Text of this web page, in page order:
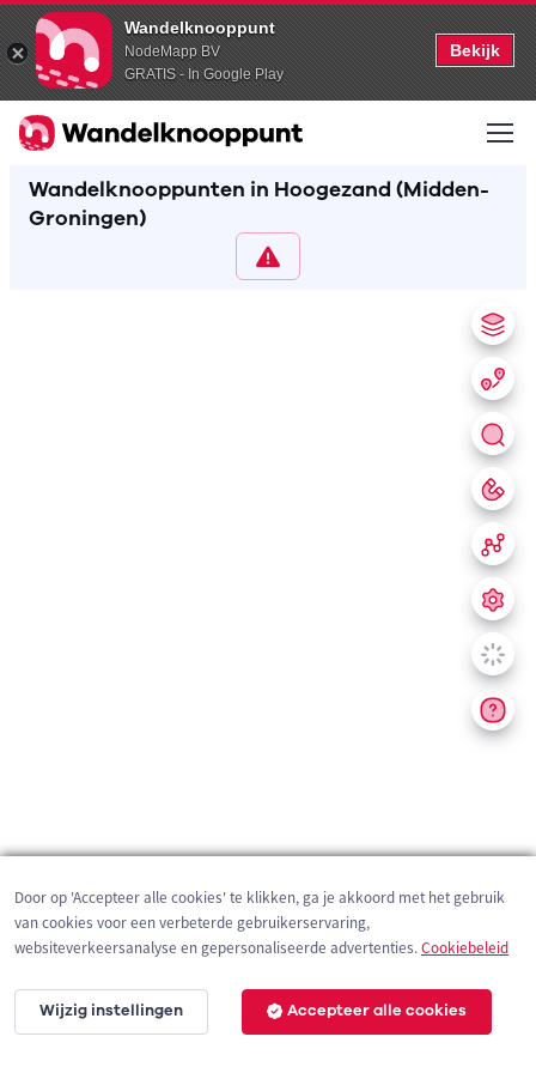
Wandelknooppunt
NodeMapp BV
GRATIS - In Google Play
Bekijk
Wandelknooppunten in Hoogezand (Midden-
Groningen)
200 m
Door op 'Accepteer alle cookies' te klikken, ga je akkoord met het gebruik
van cookies voor een verbeterde gebruikerservaring,
websiteverkeersanalyse en gepersonaliseerde advertenties.Cookiebeleid
Wijzig instellingen Accepteer alle cookies